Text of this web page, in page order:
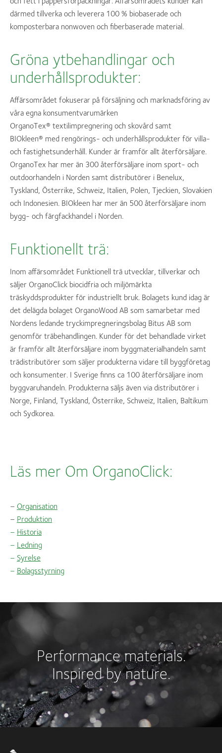
därmed tillverka och leverera 100 % biobaserade och
komposterbara nonwoven och fiberbaserade material.
Gröna ytbehandlingar och
underhållsprodukter:
Affärsområdet fokuserar på försäljning och marknadsföring av
våra egna konsumentvarumärken
OrganoTex® textilimpregnering och skovård samt
BIOkleen® med rengörings- och underhållsprodukter för villa-
och fastighetsunderhåll. Kunder är framför allt återförsäljare.
OrganoTex har mer än 300 återförsäljare inom sport- och
outdoorhandeln i Norden samt distributörer i Benelux,
Tyskland, Österrike, Schweiz, Italien, Polen, Tjeckien, Slovakien
och Indonesien. BIOkleen har mer än 500 återförsäljare inom
bygg- och färgfackhandel i Norden.
Funktionellt trä:
Inom affärsområdet Funktionell trä utvecklar, tillverkar och
säljer OrganoClick biocidfria och miljömärkta
träskyddsprodukter för industriellt bruk. Bolagets kund idag är
det delägda bolaget OrganoWood AB som samarbetar med
Nordens ledande tryckimpregneringsbolag Bitus AB som
genomför träbehandlingen. Kunder för det behandlade virket
är framför allt återförsäljare inom byggmaterialhandeln samt
trädistributörer som säljer produkterna vidare till byggföretag
och konsumenter. I Sverige finns ca 100 återförsäljare inom
byggvaruhandeln. Produkterna säljs även via distributörer i
Norge, Finland, Tyskland, Österrike, Schweiz, Italien, Baltikum
och Sydkorea.
Läs mer Om OrganoClick:
– Organisation
– Produktion
– Historia
– Ledning
– Syrelse
– Bolagsstyrning
Performance materials.
Inspired by nature.